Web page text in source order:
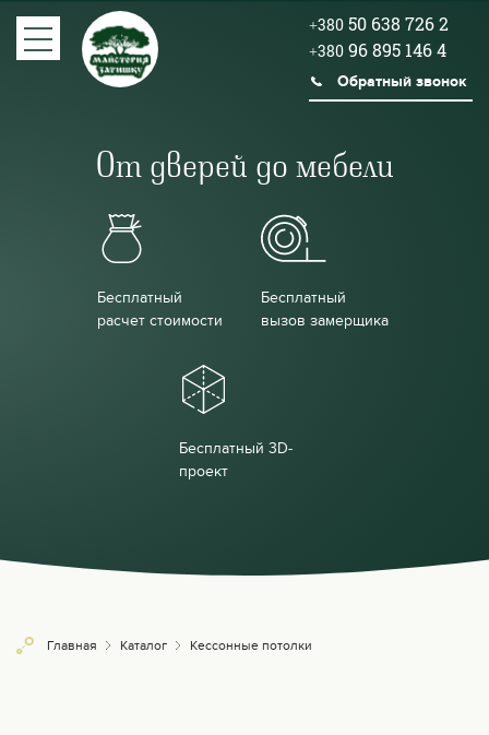
+380 50 638 726 2
+380 96 895 146 4
Обратный звонок
От дверей до мебели
Бесплатный
расчет стоимости
Бесплатный
вызов замерщика
Бесплатный 3D-
проект
Главная Каталог Кессонные потолки